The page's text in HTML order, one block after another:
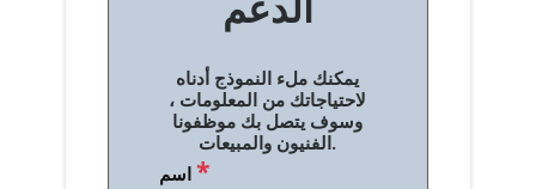
يمكنك ملء النموذج أدناه
لاحتياجاتك من المعلومات ،
وسوف يتصل بك موظفونا
الفنيون والمبيعات.
اسم*